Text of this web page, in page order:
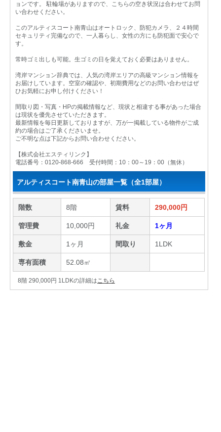
ョンです。 駐輪場がありますので、こちらの空き状況は合わせてお問
い合わせください。
このアルティスコート南青山はオートロック、防犯カメラ、２４時間
セキュリティ完備なので、一人暮らし、女性の方にも防犯面で安心で
す。
常時ゴミ出しも可能。生ゴミの日を覚えておく必要はありません。
湾岸マンション辞典では、人気の湾岸エリアの高級マンション情報を
お届けしています。空室の確認や、初期費用などのお問い合わせはぜ
ひお気軽にお申し付けください！
間取り図・写真・HPの掲載情報など、現状と相違する事があった場合
は現状を優先させていただきます。
最新情報を毎日更新しておりますが、万が一掲載している物件がご成
約の場合はご了承くださいませ。
ご不明な点は下記からお問い合わせください。
【株式会社エスティリンク】
電話番号：0120-868-666 受付時間：10：00～19：00（無休）
アルティスコート南青山の部屋一覧（全1部屋）
階数 8階 賃料 290,000円
管理費 10,000円 礼金 1ヶ月
敷金 1ヶ月 間取り 1LDK
専有面積 52.08㎡
8階 290,000円 1LDKの詳細はこちら